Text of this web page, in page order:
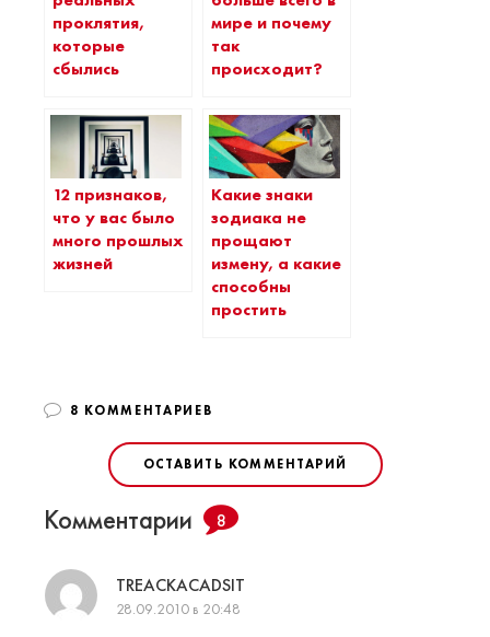
проклятия,
которые
сбылись
мире и почему
так
происходит?
12 признаков,
что у вас было
много прошлых
жизней
Какие знаки
зодиака не
прощают
измену, а какие
способны
простить
8 КОММЕНТАРИЕВ
ОСТАВИТЬ КОММЕНТАРИЙ
Комментарии 8
TREACKACADSIT
28.09.2010 в 20:48